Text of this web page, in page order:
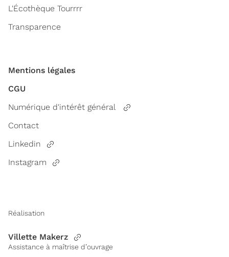
L'Écothèque Tourrrr
Transparence
Mentions légales
CGU
Numérique d'intérêt général
Contact
Linkedin
Instagram
Réalisation
Villette Makerz
Assistance à maîtrise d’ouvrage